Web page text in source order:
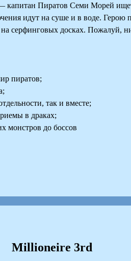
капитан Пиратов Семи Морей
идут на суше и в воде. Герою
серфинговых досках. Пожалуй,
пиратов;
так и вместе;
в драках;
монстров до боссов
Millioneire 3rd